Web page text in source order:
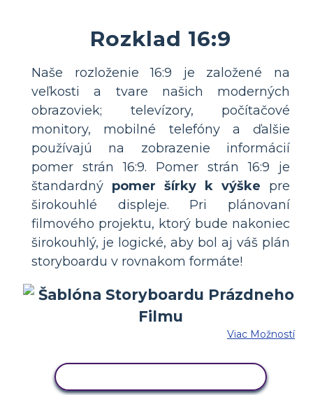
Rozklad 16:9
Naše rozloženie 16:9 je založené na
veľkosti a tvare našich moderných
obrazoviek; televízory, počítačové
monitory, mobilné telefóny a ďalšie
používajú na zobrazenie informácií
pomer strán 16:9. Pomer strán 16:9 je
štandardný pomer šírky k výške pre
širokouhlé displeje. Pri plánovaní
filmového projektu, ktorý bude nakoniec
širokouhlý, je logické, aby bol aj váš plán
storyboardu v rovnakom formáte!
Viac Možností